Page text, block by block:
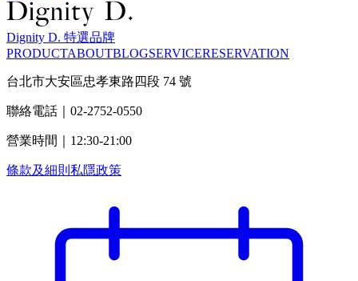
Dignity D. 特選品牌
PRODUCTABOUTBLOGSERVICERESERVATION
台北市大安區忠孝東路四段 74 號
聯絡電話｜02-2752-0550
營業時間｜12:30-21:00
條款及細則 私隱政策